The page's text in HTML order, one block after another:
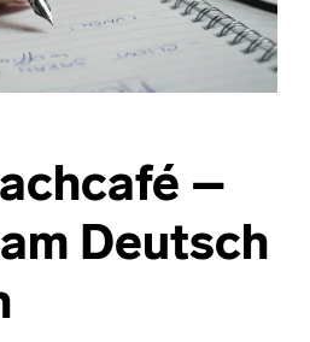
–
Deutsch